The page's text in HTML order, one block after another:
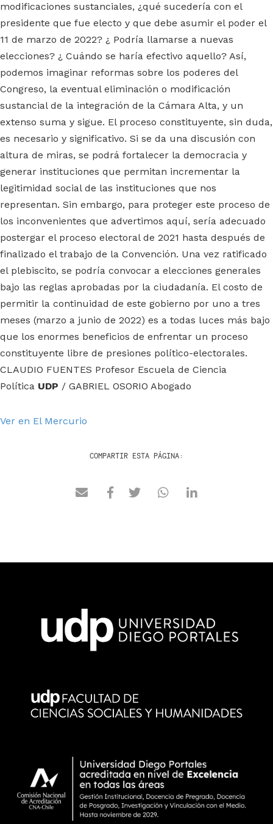
modificaciones sustanciales, ¿qué sucedería con el
presidente que fue electo y que debe asumir el poder el
11 de marzo de 2022? ¿ Podría llamarse a nuevas
elecciones? ¿ Cuándo se haría efectivo aquello? Así,
podemos imaginar reformas sobre los poderes del
Congreso, la eventual eliminación o modificación
sustancial de la integración de la Cámara Alta, y un
extenso suma y sigue. El proceso constituyente, sin duda,
es necesario y significativo. Si se da una discusión con
altura de miras, se podrá fortalecer la democracia y
generar instituciones que permitan incrementar la
legitimidad social de las instituciones que nos
representan. Sin embargo, para proteger este proceso de
los inconvenientes que advertimos aquí, sería adecuado
postergar el proceso electoral de 2021 hasta después de
finalizado el trabajo de la Convención. Una vez ratificado
el plebiscito, se podría convocar a elecciones generales
bajo las reglas aprobadas por la ciudadanía. El costo de
permitir la continuidad de este gobierno por uno a tres
meses (marzo a junio de 2022) es a todas luces más bajo
que los enormes beneficios de enfrentar un proceso
constituyente libre de presiones político-electorales.
CLAUDIO FUENTES Profesor Escuela de Ciencia
Política UDP / GABRIEL OSORIO Abogado
Ver en El Mercurio
COMPARTIR ESTA PÁGINA: